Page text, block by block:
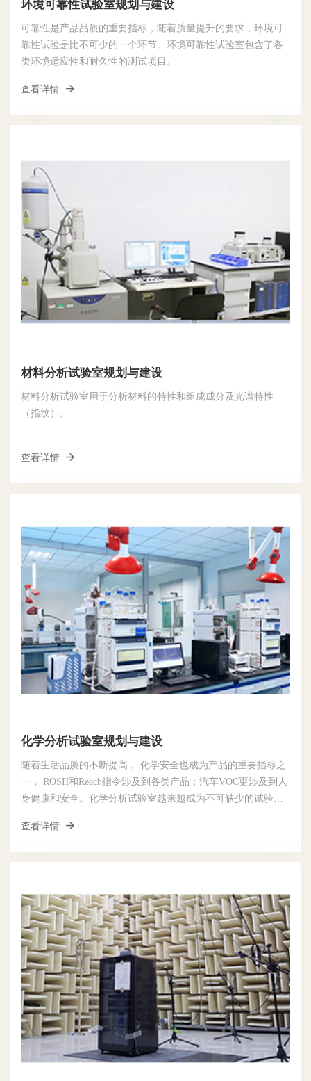
环境可靠性试验室规划与建设
可靠性是产品品质的重要指标，随着质量提升的要求，环境可
靠性试验是比不可少的一个环节。环境可靠性试验室包含了各
类环境适应性和耐久性的测试项目。
查看详情
材料分析试验室规划与建设
材料分析试验室用于分析材料的特性和组成成分及光谱特性
（指纹）。
查看详情
化学分析试验室规划与建设
随着生活品质的不断提高， 化学安全也成为产品的重要指标之
一， ROSH和Reach指令涉及到各类产品；汽车VOC更涉及到人
身健康和安全。化学分析试验室越来越成为不可缺少的试验
查看详情